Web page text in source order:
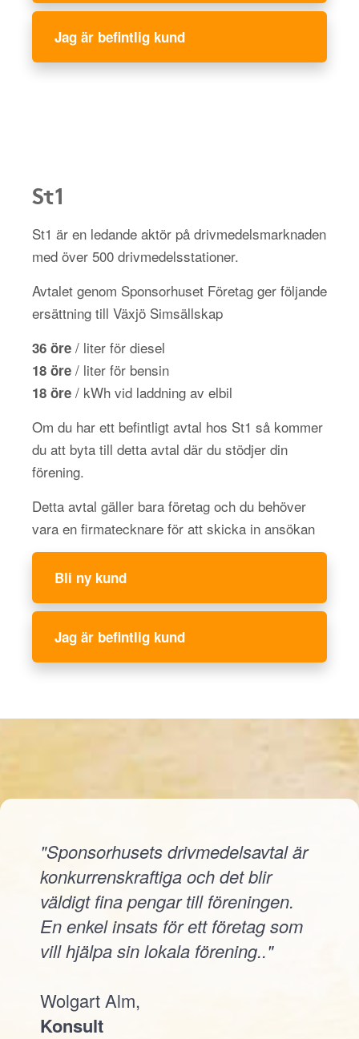
Jag är befintlig kund
St1
St1 är en ledande aktör på drivmedelsmarknaden
med över 500 drivmedelsstationer.
Avtalet genom Sponsorhuset Företag ger följande
ersättning till Växjö Simsällskap
36 öre / liter för diesel
18 öre / liter för bensin
18 öre / kWh vid laddning av elbil
Om du har ett befintligt avtal hos St1 så kommer
du att byta till detta avtal där du stödjer din
förening.
Detta avtal gäller bara företag och du behöver
vara en firmatecknare för att skicka in ansökan
Bli ny kund
Jag är befintlig kund
"Sponsorhusets drivmedelsavtal är
konkurrenskraftiga och det blir
väldigt fina pengar till föreningen.
En enkel insats för ett företag som
vill hjälpa sin lokala förening.."
Wolgart Alm,
Konsult